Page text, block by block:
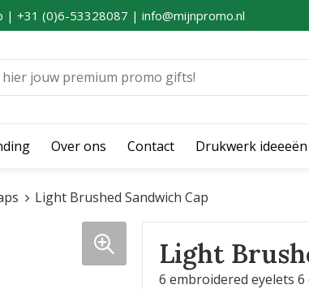
| +31 (0)6-53328087 | info@mijnpromo.nl
Over ons Contact Drukwerk ideeeën
Light Brushed Sandwich Cap
Light
6 embroidered eyelets